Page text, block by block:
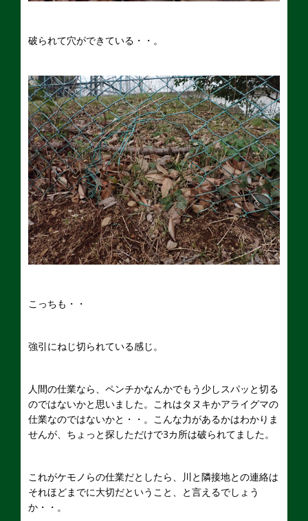
破られて穴ができている・・。
こっちも・・
強引にねじ切られている感じ。
人間の仕業なら、ペンチかなんかでもう少しスパッと切る
のではないかと思いました。これはタヌキかアライグマの
仕業なのではないかと・・。こんな力があるかはわかりま
せんが、ちょっと探しただけで3カ所は破られてました。
これがケモノらの仕業だとしたら、川と隣接地との連絡は
それほどまでに大切だということ、と言えるでしょう
か・・。